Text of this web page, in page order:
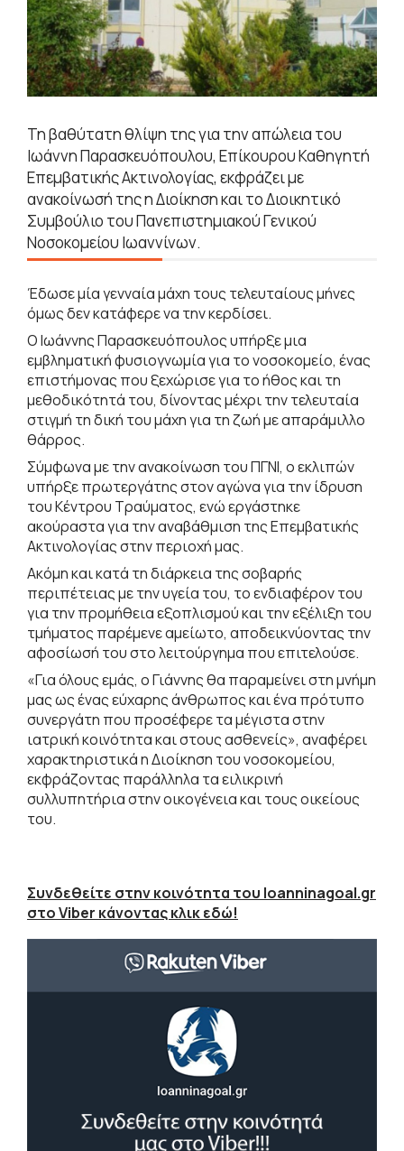
Τη βαθύτατη θλίψη της για την απώλεια του
Ιωάννη Παρασκευόπουλου, Επίκουρου Καθηγητή
Επεμβατικής Ακτινολογίας, εκφράζει με
ανακοίνωσή της η Διοίκηση και το Διοικητικό
Συμβούλιο του Πανεπιστημιακού Γενικού
Νοσοκομείου Ιωαννίνων.
Έδωσε μία γενναία μάχη τους τελευταίους μήνες
όμως δεν κατάφερε να την κερδίσει.
Ο Ιωάννης Παρασκευόπουλος υπήρξε μια
εμβληματική φυσιογνωμία για το νοσοκομείο, ένας
επιστήμονας που ξεχώρισε για το ήθος και τη
μεθοδικότητά του, δίνοντας μέχρι την τελευταία
στιγμή τη δική του μάχη για τη ζωή με απαράμιλλο
θάρρος.
Σύμφωνα με την ανακοίνωση του ΠΓΝΙ, ο εκλιπών
υπήρξε πρωτεργάτης στον αγώνα για την ίδρυση
του Κέντρου Τραύματος, ενώ εργάστηκε
ακούραστα για την αναβάθμιση της Επεμβατικής
Ακτινολογίας στην περιοχή μας.
Ακόμη και κατά τη διάρκεια της σοβαρής
περιπέτειας με την υγεία του, το ενδιαφέρον του
για την προμήθεια εξοπλισμού και την εξέλιξη του
τμήματος παρέμενε αμείωτο, αποδεικνύοντας την
αφοσίωσή του στο λειτούργημα που επιτελούσε.
«Για όλους εμάς, ο Γιάννης θα παραμείνει στη μνήμη
μας ως ένας εύχαρης άνθρωπος και ένα πρότυπο
συνεργάτη που προσέφερε τα μέγιστα στην
ιατρική κοινότητα και στους ασθενείς», αναφέρει
χαρακτηριστικά η Διοίκηση του νοσοκομείου,
εκφράζοντας παράλληλα τα ειλικρινή
συλλυπητήρια στην οικογένεια και τους οικείους
του.
Συνδεθείτε στην κοινότητα του Ioanninagoal.gr
στο Viber κάνοντας κλικ εδώ!